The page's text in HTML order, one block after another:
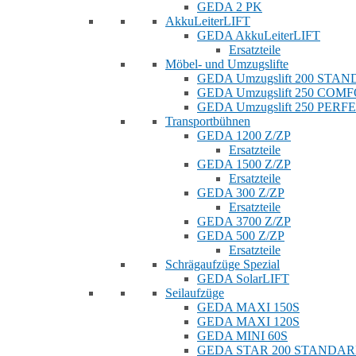
GEDA 2 PK
AkkuLeiterLIFT
GEDA AkkuLeiterLIFT
Ersatzteile
Möbel- und Umzugslifte
GEDA Umzugslift 200
GEDA Umzugslift 250
GEDA Umzugslift 250
Transportbühnen
GEDA 1200 Z/ZP
Ersatzteile
GEDA 1500 Z/ZP
Ersatzteile
GEDA 300 Z/ZP
Ersatzteile
GEDA 3700 Z/ZP
GEDA 500 Z/ZP
Ersatzteile
Schrägaufzüge Spezial
GEDA SolarLIFT
Seilaufzüge
GEDA MAXI 150S
GEDA MAXI 120S
GEDA MINI 60S
GEDA STAR 200